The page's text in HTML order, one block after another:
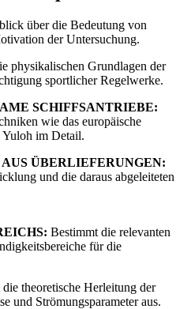
über die Bedeutung von
der Untersuchung.
physikalischen Grundlagen der
sportlicher Regelwerke.
SCHIFFSANTRIEBE:
wie das europäische
Yuloh im Detail.
ÜBERLIEFERUNGEN:
und die daraus abgeleiteten
Bestimmt die relevanten
für die
theoretische Herleitung der
und Strömungsparameter aus.